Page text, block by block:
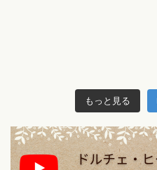
もっと見る